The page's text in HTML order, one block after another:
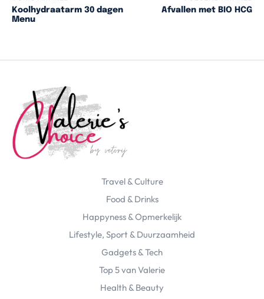
Koolhydraatarm 30 dagen
Menu
Afvallen met BIO HCG
Travel & Culture
Food & Drinks
Happyness & Opmerkelijk
Lifestyle, Sport & Duurzaamheid
Gadgets & Tech
Top 5 van Valerie
Health & Beauty